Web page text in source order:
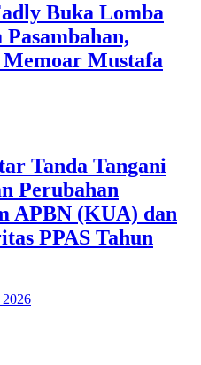
Buka Lomba
Mustafa
Tanda Tangani
Perubahan
APBN (KUA) dan
PPAS Tahun
2026